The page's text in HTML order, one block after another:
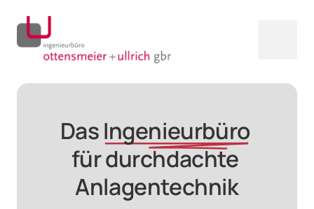
Das Ingenieurbüro
für durchdachte
Anlagentechnik